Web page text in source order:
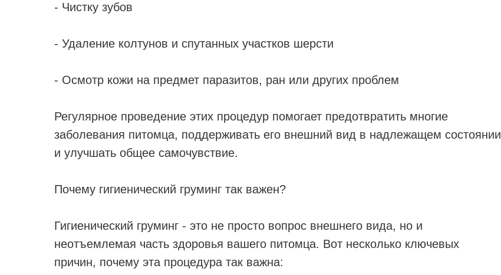
- Чистку зубов
- Удаление колтунов и спутанных участков шерсти
- Осмотр кожи на предмет паразитов, ран или других проблем
Регулярное проведение этих процедур помогает предотвратить многие
заболевания питомца, поддерживать его внешний вид в надлежащем состоянии
и улучшать общее самочувствие.
Почему гигиенический груминг так важен?
Гигиенический груминг - это не просто вопрос внешнего вида, но и
неотъемлемая часть здоровья вашего питомца. Вот несколько ключевых
причин, почему эта процедура так важна: